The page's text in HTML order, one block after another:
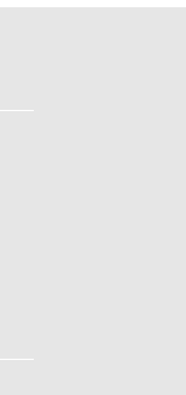
Duży kursor